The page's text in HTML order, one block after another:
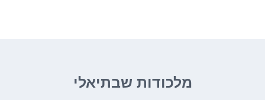
מלכודות שבתיאלי